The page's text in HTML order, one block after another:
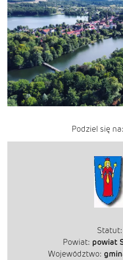
Podziel się na:
Statut:
Powiat: powiat
Województwo: